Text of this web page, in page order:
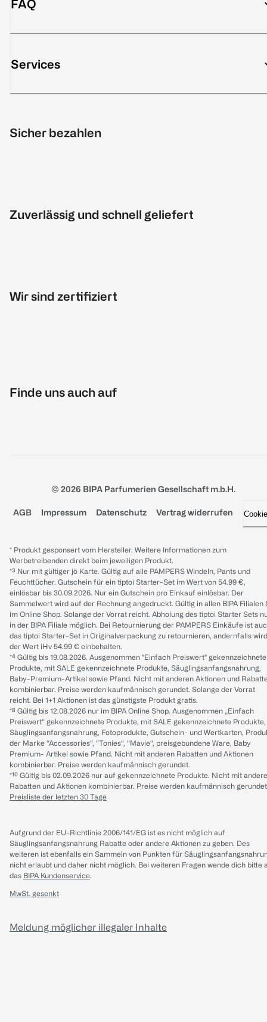
FAQ
Services
Sicher bezahlen
Zuverlässig und schnell geliefert
Wir sind zertifiziert
Finde uns auch auf
© 2026 BIPA Parfumerien Gesellschaft m.b.H.
AGB Impressum Datenschutz Vertrag widerrufen
* Produkt gesponsert vom Hersteller. Weitere Informationen zum
Werbetreibenden direkt beim jeweiligen Produkt.
*³ Nur mit gültiger jö Karte. Gültig auf alle PAMPERS Windeln, Pants und
Feuchttücher. Gutschein für ein tiptoi Starter-Set im Wert von 54.99 €,
einlösbar bis 30.09.2026. Nur ein Gutschein pro Einkauf einlösbar. Der
Sammelwert wird auf der Rechnung angedruckt. Gültig in allen BIPA Filialen
im Online Shop. Solange der Vorrat reicht. Abholung des tiptoi Starter Sets
in der BIPA Filiale möglich. Bei Retournierung der PAMPERS Einkäufe ist
das tiptoi Starter-Set in Originalverpackung zu retournieren, andernfalls wird
der Wert iHv 54.99 € einbehalten.
*⁴ Gültig bis 19.08.2026. Ausgenommen "Einfach Preiswert" gekennzeichnete
Produkte, mit SALE gekennzeichnete Produkte, Säuglingsanfangsnahrung,
Baby-Premium-Artikel sowie Pfand. Nicht mit anderen Aktionen und
kombinierbar. Preise werden kaufmännisch gerundet. Solange der Vorrat
reicht. Bei 1+1 Aktionen ist das günstigste Produkt gratis.
*⁸ Gültig bis 12.08.2026 nur im BIPA Online Shop. Ausgenommen „Einfach
Preiswert“ gekennzeichnete Produkte, mit SALE gekennzeichnete Produkte,
Säuglingsanfangsnahrung, Fotoprodukte, Gutschein- und Wertkarten,
der Marke “Accessories“, “Tonies“, “Mavie“, preisgebundene Ware, Baby
Premium- Artikel sowie Pfand. Nicht mit anderen Rabatten und Aktionen
kombinierbar. Preise werden kaufmännisch gerundet.
*¹⁰ Gültig bis 02.09.2026 nur auf gekennzeichnete Produkte. Nicht mit
Rabatten und Aktionen kombinierbar. Preise werden kaufmännisch
Preisliste der letzten 30 Tage
Aufgrund der EU-Richtlinie 2006/141/EG ist es nicht möglich auf
Säuglingsanfangsnahrung Rabatte oder andere Aktionen zu geben. Des
weiteren ist ebenfalls ein Sammeln von Punkten für
nicht erlaubt und daher nicht möglich. Bei weiteren Fragen wende dich bitte
das BIPA Kundenservice.
MwSt. gesenkt
Meldung möglicher illegaler Inhalte